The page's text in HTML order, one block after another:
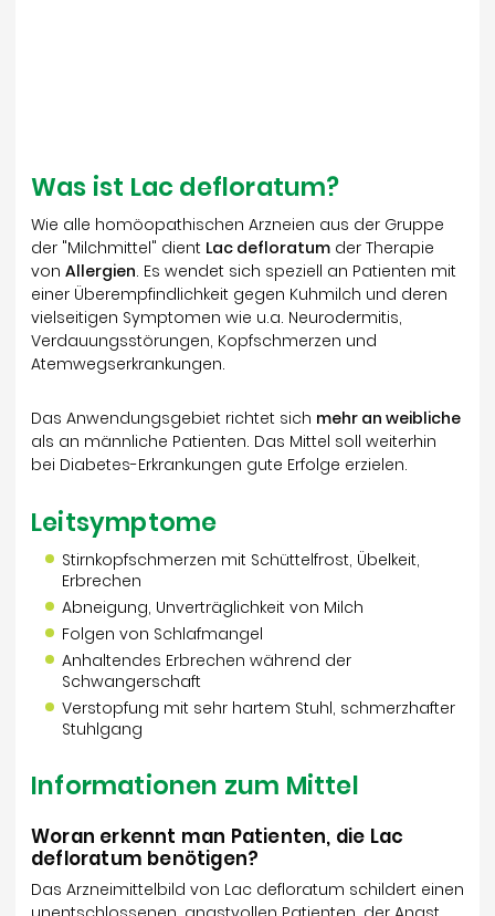
Was ist Lac defloratum?
Wie alle homöopathischen Arzneien aus der Gruppe
der "Milchmittel" dient Lac defloratum der Therapie
von Allergien. Es wendet sich speziell an Patienten mit
einer Überempfindlichkeit gegen Kuhmilch und deren
vielseitigen Symptomen wie u.a. Neurodermitis,
Verdauungsstörungen, Kopfschmerzen und
Atemwegserkrankungen.
Das Anwendungsgebiet richtet sich mehr an weibliche
als an männliche Patienten. Das Mittel soll weiterhin
bei Diabetes-Erkrankungen gute Erfolge erzielen.
Leitsymptome
Stirnkopfschmerzen mit Schüttelfrost, Übelkeit,
Erbrechen
Abneigung, Unverträglichkeit von Milch
Folgen von Schlafmangel
Anhaltendes Erbrechen während der
Schwangerschaft
Verstopfung mit sehr hartem Stuhl, schmerzhafter
Stuhlgang
Informationen zum Mittel
Woran erkennt man Patienten, die Lac
defloratum benötigen?
Das Arzneimittelbild von Lac defloratum schildert einen